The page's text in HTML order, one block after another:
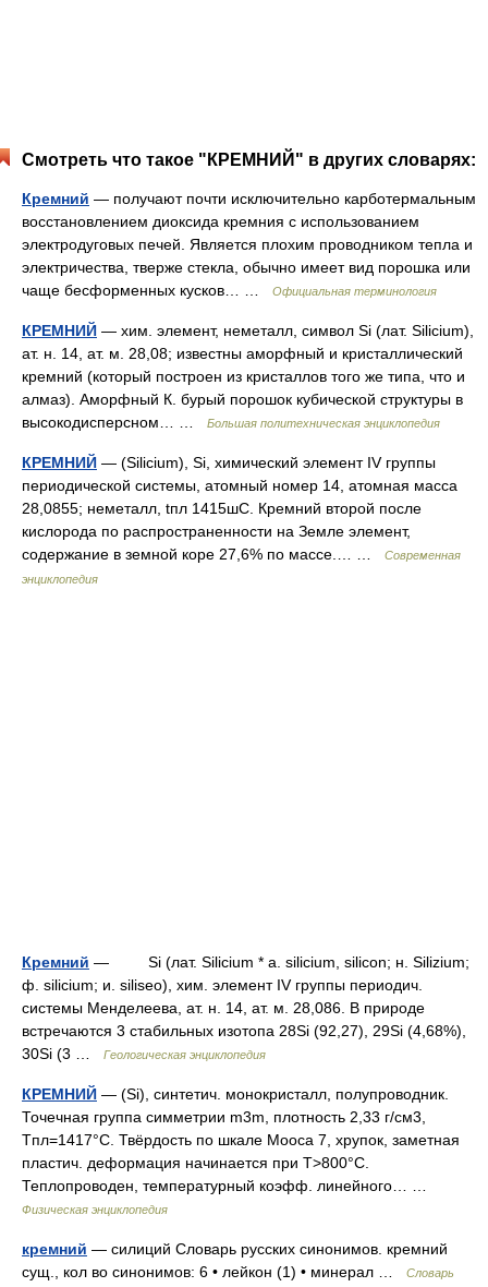
Смотреть что такое "КРЕМНИЙ" в других словарях:
Кремний — получают почти исключительно карботермальным
восстановлением диоксида кремния с использованием
электродуговых печей. Является плохим проводником тепла и
электричества, тверже стекла, обычно имеет вид порошка или
чаще бесформенных кусков… …
Официальная терминология
КРЕМНИЙ — хим. элемент, неметалл, символ Si (лат. Silicium),
ат. н. 14, ат. м. 28,08; известны аморфный и кристаллический
кремний (который построен из кристаллов того же типа, что и
алмаз). Аморфный К. бурый порошок кубической структуры в
высокодисперсном… …
Большая политехническая энциклопедия
КРЕМНИЙ — (Silicium), Si, химический элемент IV группы
периодической системы, атомный номер 14, атомная масса
28,0855; неметалл, tпл 1415шC. Кремний второй после
кислорода по распространенности на Земле элемент,
содержание в земной коре 27,6% по массе.… …
Современная
энциклопедия
Кремний — Si (лат. Silicium * a. silicium, silicon; н. Silizium;
ф. silicium; и. siliseo), хим. элемент IV группы периодич.
системы Менделеева, ат. н. 14, ат. м. 28,086. B природе
встречаются 3 стабильных изотопа 28Si (92,27), 29Si (4,68%),
30Si (3 …
Геологическая энциклопедия
КРЕМНИЙ — (Si), синтетич. монокристалл, полупроводник.
Точечная группа симметрии m3m, плотность 2,33 г/см3,
Tпл=1417°С. Твёрдость по шкале Мооса 7, хрупок, заметная
пластич. деформация начинается при T>800°С.
Теплопроводен, температурный коэфф. линейного… …
Физическая энциклопедия
кремний — силиций Словарь русских синонимов. кремний
сущ., кол во синонимов: 6 • лейкон (1) • минерал …
Словарь